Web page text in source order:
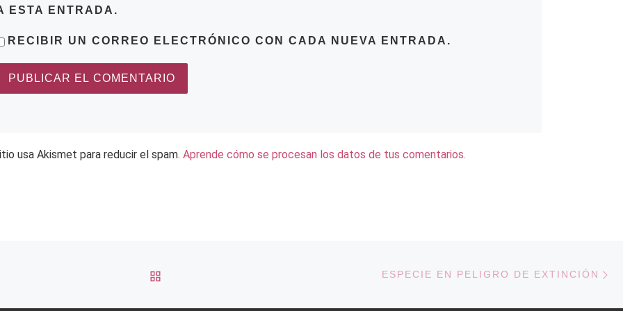
ESTA ENTRADA.
RECIBIR UN CORREO ELECTRÓNICO CON CADA NUEVA ENTRADA.
usa Akismet para reducir el spam. Aprende cómo se procesan los datos de tus comentarios.
ESPECIE EN PELIGRO DE EXTINCIÓN